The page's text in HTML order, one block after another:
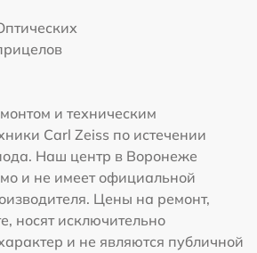
и техническим
Carl Zeiss по истечении
Наш центр в Воронеже
и не имеет официальной
Цены на ремонт,
носят исключительно
и не являются публичной